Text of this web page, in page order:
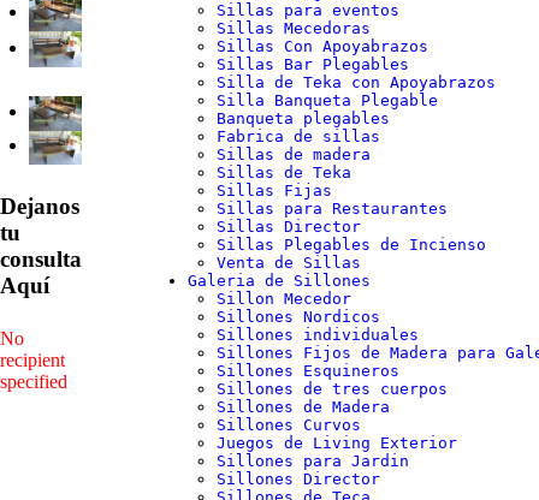
Dejanos
tu
consulta
Aquí
No
recipient
specified
Sillas para eventos
Sillas Mecedoras
Sillas Con Apoyabrazos
Sillas Bar Plegables
Silla de Teka con Apoyabrazos
Silla Banqueta Plegable
Banqueta plegables
Fabrica de sillas
Sillas de madera
Sillas de Teka
Sillas Fijas
Sillas para Restaurantes
Sillas Director
Sillas Plegables de Incienso
Venta de Sillas
Galeria de Sillones
Sillon Mecedor
Sillones Nordicos
Sillones individuales
Sillones Fijos de Madera para
Sillones Esquineros
Sillones de tres cuerpos
Sillones de Madera
Sillones Curvos
Juegos de Living Exterior
Sillones para Jardin
Sillones Director